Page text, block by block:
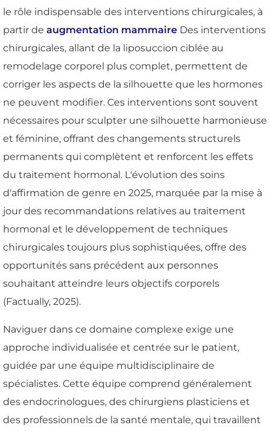
le rôle indispensable des interventions chirurgicales, à
partir de augmentation mammaire Des interventions
chirurgicales, allant de la liposuccion ciblée au
remodelage corporel plus complet, permettent de
corriger les aspects de la silhouette que les hormones
ne peuvent modifier. Ces interventions sont souvent
nécessaires pour sculpter une silhouette harmonieuse
et féminine, offrant des changements structurels
permanents qui complètent et renforcent les effets
du traitement hormonal. L'évolution des soins
d'affirmation de genre en 2025, marquée par la mise à
jour des recommandations relatives au traitement
hormonal et le développement de techniques
chirurgicales toujours plus sophistiquées, offre des
opportunités sans précédent aux personnes
souhaitant atteindre leurs objectifs corporels
(Factually, 2025).
Naviguer dans ce domaine complexe exige une
approche individualisée et centrée sur le patient,
guidée par une équipe multidisciplinaire de
spécialistes. Cette équipe comprend généralement
des endocrinologues, des chirurgiens plasticiens et
des professionnels de la santé mentale, qui travaillent